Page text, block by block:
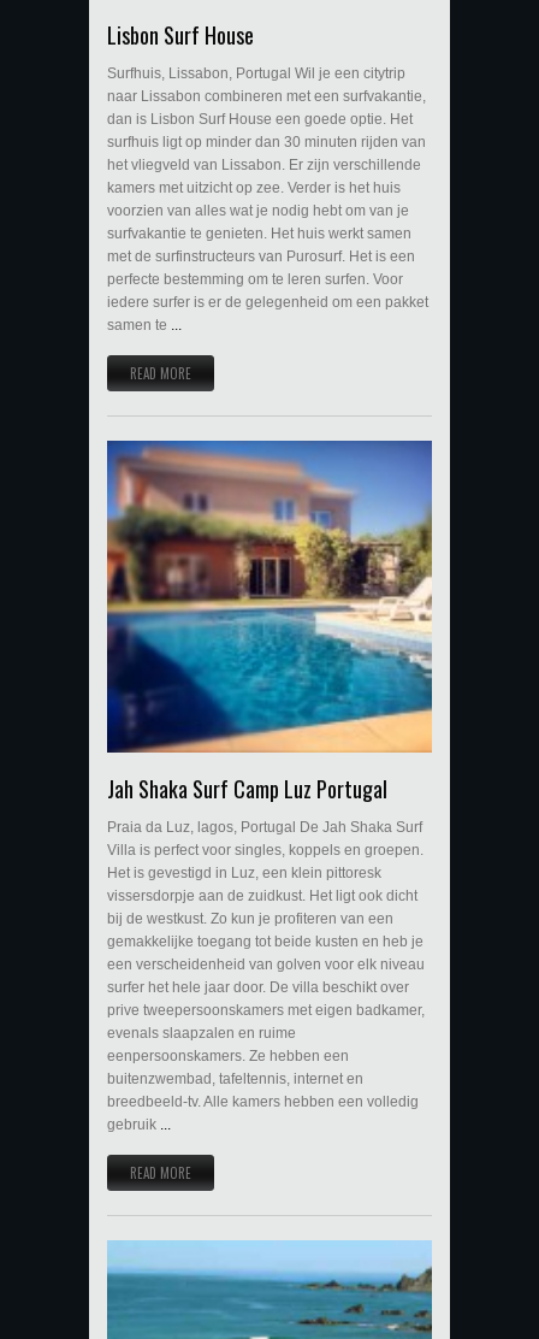
Lisbon Surf House
Surfhuis, Lissabon, Portugal Wil je een citytrip
naar Lissabon combineren met een surfvakantie,
dan is Lisbon Surf House een goede optie. Het
surfhuis ligt op minder dan 30 minuten rijden van
het vliegveld van Lissabon. Er zijn verschillende
kamers met uitzicht op zee. Verder is het huis
voorzien van alles wat je nodig hebt om van je
surfvakantie te genieten. Het huis werkt samen
met de surfinstructeurs van Purosurf. Het is een
perfecte bestemming om te leren surfen. Voor
iedere surfer is er de gelegenheid om een pakket
samen te ...
READ MORE
Jah Shaka Surf Camp Luz Portugal
Praia da Luz, lagos, Portugal De Jah Shaka Surf
Villa is perfect voor singles, koppels en groepen.
Het is gevestigd in Luz, een klein pittoresk
vissersdorpje aan de zuidkust. Het ligt ook dicht
bij de westkust. Zo kun je profiteren van een
gemakkelijke toegang tot beide kusten en heb je
een verscheidenheid van golven voor elk niveau
surfer het hele jaar door. De villa beschikt over
prive tweepersoonskamers met eigen badkamer,
evenals slaapzalen en ruime
eenpersoonskamers. Ze hebben een
buitenzwembad, tafeltennis, internet en
breedbeeld-tv. Alle kamers hebben een volledig
gebruik ...
READ MORE